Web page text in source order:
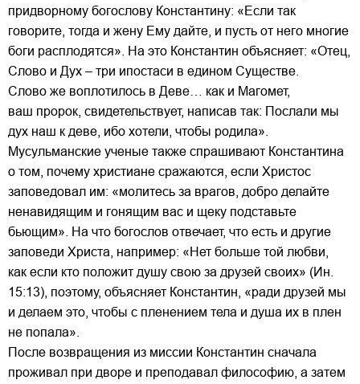
придворному богослову Константину: «Если так
говорите, тогда и жену Ему дайте, и пусть от него многие
боги расплодятся». На это Константин объясняет: «Отец,
Слово и Дух – три ипостаси в едином Существе.
Слово же воплотилось в Деве… как и Магомет,
ваш пророк, свидетельствует, написав так: Послали мы
дух наш к деве, ибо хотели, чтобы родила».
Мусульманские ученые также спрашивают Константина
о том, почему христиане сражаются, если Христос
заповедовал им: «молитесь за врагов, добро делайте
ненавидящим и гонящим вас и щеку подставьте
бьющим». На что богослов отвечает, что есть и другие
заповеди Христа, например: «Нет больше той любви,
как если кто положит душу свою за друзей своих» (Ин.
15:13), поэтому, объясняет Константин, «ради друзей мы
и делаем это, чтобы с пленением тела и душа их в плен
не попала».
После возвращения из миссии Константин сначала
проживал при дворе и преподавал философию, а затем